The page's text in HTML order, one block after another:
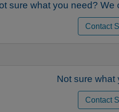
sure what you need? We
Contact
Not sure what
Contact